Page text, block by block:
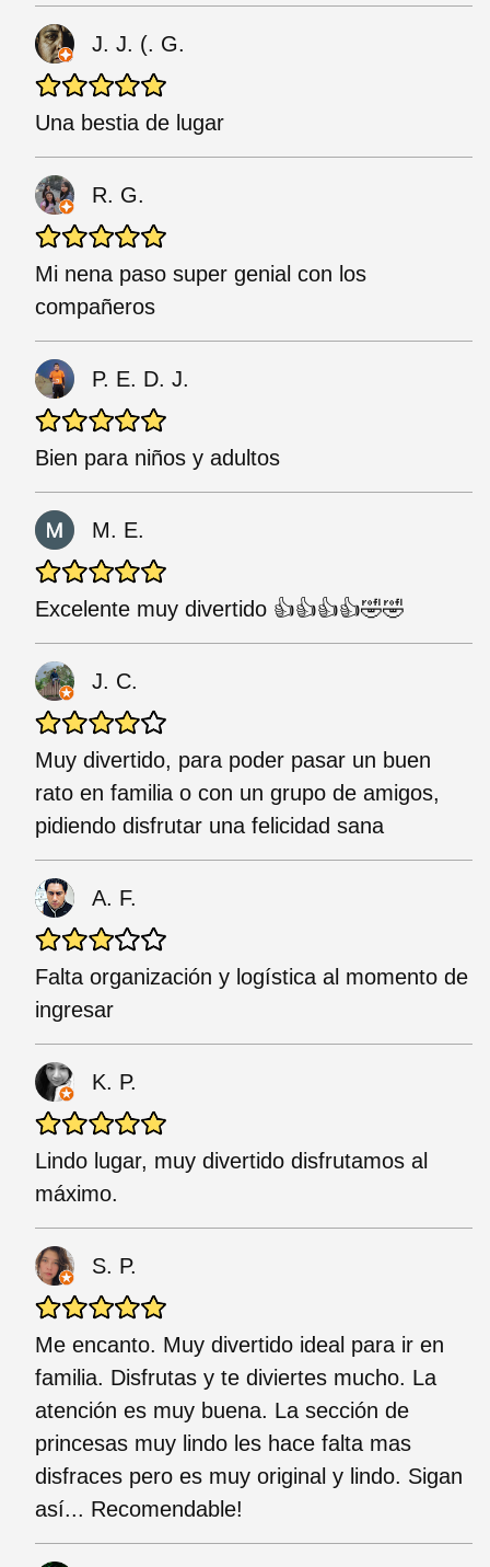
J. J. (. G.
Una bestia de lugar
R. G.
Mi nena paso super genial con los
compañeros
P. E. D. J.
Bien para niños y adultos
M. E.
Excelente muy divertido 👍👍👍👍🤣🤣
J. C.
Muy divertido, para poder pasar un buen
rato en familia o con un grupo de amigos,
pidiendo disfrutar una felicidad sana
A. F.
Falta organización y logística al momento de
ingresar
K. P.
Lindo lugar, muy divertido disfrutamos al
máximo.
S. P.
Me encanto. Muy divertido ideal para ir en
familia. Disfrutas y te diviertes mucho. La
atención es muy buena. La sección de
princesas muy lindo les hace falta mas
disfraces pero es muy original y lindo. Sigan
así... Recomendable!